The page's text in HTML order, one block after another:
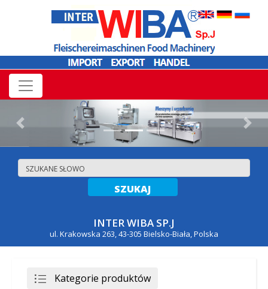
Previous
INTER WIBA SP.J
ul. Krakowska 263, 43-305 Bielsko-Biała, Polska
Kategorie produktów